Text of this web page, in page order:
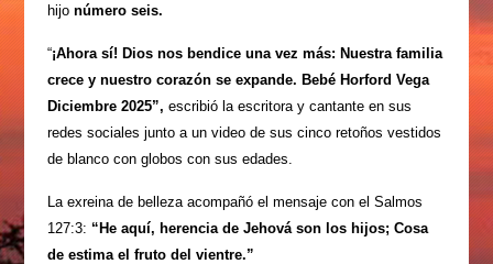
hijo número seis.
“¡Ahora sí! Dios nos bendice una vez más: Nuestra familia
crece y nuestro corazón se expande. Bebé Horford Vega
Diciembre 2025”, escribió la escritora y cantante en sus
redes sociales junto a un video de sus cinco retoños vestidos
de blanco con globos con sus edades.
La exreina de belleza acompañó el mensaje con el Salmos
127:3: “He aquí, herencia de Jehová son los hijos; Cosa
de estima el fruto del vientre.”